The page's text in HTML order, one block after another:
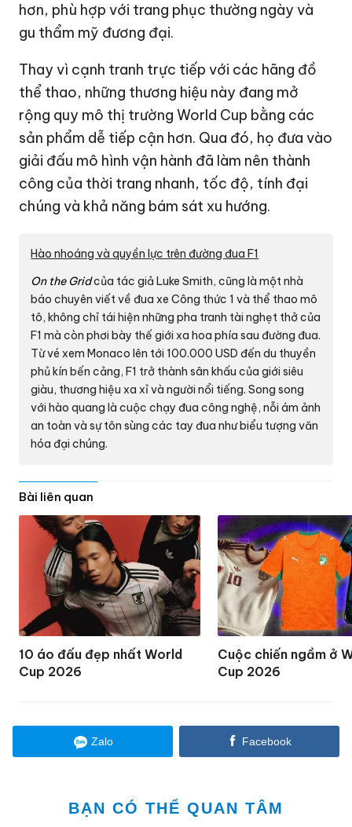
hơn, phù hợp với trang phục thường ngày và
gu thẩm mỹ đương đại.
Thay vì cạnh tranh trực tiếp với các hãng đồ
thể thao, những thương hiệu này đang mở
rộng quy mô thị trường World Cup bằng các
sản phẩm dễ tiếp cận hơn. Qua đó, họ đưa vào
giải đấu mô hình vận hành đã làm nên thành
công của thời trang nhanh, tốc độ, tính đại
chúng và khả năng bám sát xu hướng.
Hào nhoáng và quyền lực trên đường đua F1
On the Gridcủa tác giả Luke Smith, cũng là một nhà
báo chuyên viết về đua xe Công thức 1 và thể thao mô
tô, không chỉ tái hiện những pha tranh tài nghẹt thở của
F1 mà còn phơi bày thế giới xa hoa phía sau đường đua.
Từ vé xem Monaco lên tới 100.000 USD đến du thuyền
phủ kín bến cảng, F1 trở thành sân khấu của giới siêu
giàu, thương hiệu xa xỉ và người nổi tiếng. Song song
với hào quang là cuộc chạy đua công nghệ, nỗi ám ảnh
an toàn và sự tôn sùng các tay đua như biểu tượng văn
hóa đại chúng.
Bài liên quan
10 áo đấu đẹp nhất World
Cup 2026
Cuộc chiến ngầm ở
Cup 2026
Zalo Facebook
BẠN CÓ THỂ QUAN TÂM